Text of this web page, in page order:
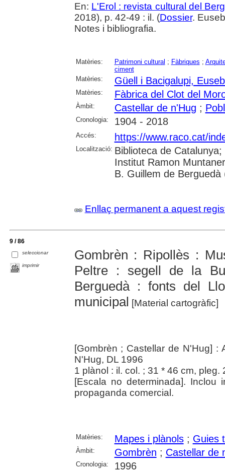
En: L'Erol : revista cultural del
2018), p. 42-49 : il. (Dossier.
Notes i bibliografia.
Matèries: Patrimoni cultural ; Fàbriques ;
ciment
Matèries:
Güell i Bacigalupi,
Matèries: Fàbrica del Clot del
Àmbit: Castellar de n'Hug ;
Cronologia: 1904 - 2018
Accés: https://www.raco.cat/
Localització: Biblioteca de
Institut Ramon
B. Guillem de Berguedà
Enllaç permanent a aquest
9 / 86
seleccionar
imprimir
Gombrèn : Ripollès :
Peltre : segell de la
Berguedà : fonts del
municipal [Material cartogràfic]
[Gombrèn ; Castellar de N'Hug] :
N'Hug, DL 1996
1 plànol : il. col. ; 31 * 46 cm, pleg.
[Escala no determinada]. Inclou
propaganda comercial.
Matèries: Mapes i plànols; Guies
Àmbit: Gombrèn ; Castellar de
Cronologia: 1996